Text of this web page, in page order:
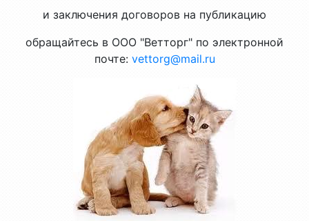
и заключения договоров на публикацию
обращайтесь в ООО "Ветторг" по электронной
почте: vettorg@mail.ru